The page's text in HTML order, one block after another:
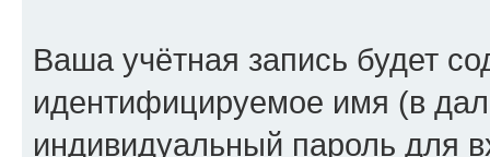
Ваша учётная запись будет
идентифицируемое имя (в
индивидуальный пароль для